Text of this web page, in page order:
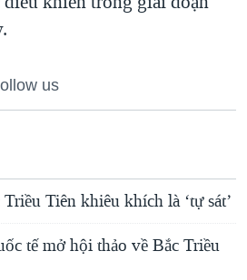
us
Tiên khiêu khích là ‘tự sát’
tế mở hội thảo về Bắc Triều